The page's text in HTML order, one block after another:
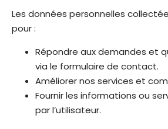
Les données personnelles
pour :
Répondre aux demandes et
via le formulaire de contact.
Améliorer nos services et
Fournir les informations ou
par l’utilisateur.